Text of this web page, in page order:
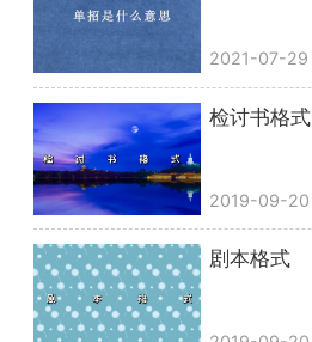
2021-07-29
检讨书格式
2019-09-20
剧本格式